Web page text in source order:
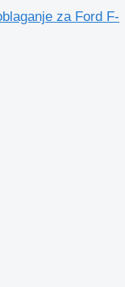
za Ford F-